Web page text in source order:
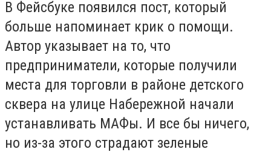
В Фейсбуке появился пост, который
больше напоминает крик о помощи.
Автор указывает на то, что
предприниматели, которые получили
места для торговли в районе детского
сквера на улице Набережной начали
устанавливать МАФы. И все бы ничего,
но из-за этого страдают зеленые